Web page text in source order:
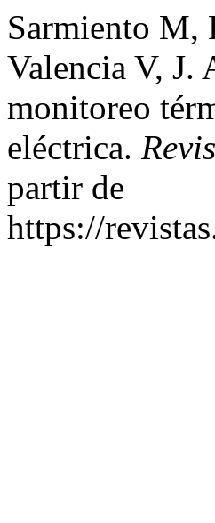
Sarmiento M,
Valencia V, J.
monitoreo
eléctrica.
partir de
https://